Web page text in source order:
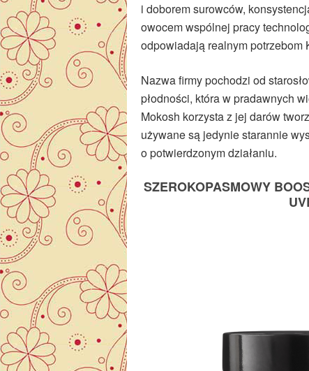
i doborem surowców,
owocem wspólnej pracy
odpowiadają realnym potrzebom
Nazwa firmy pochodzi od
płodności, która w pradawnych
Mokosh korzysta z jej darów
używane są jedynie starannie
o potwierdzonym działaniu.
SZEROKOPASMOWY